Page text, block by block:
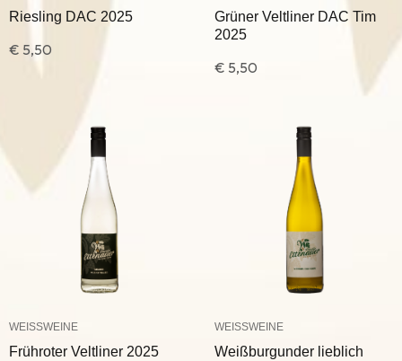
Riesling DAC 2025
€ 5,50
Grüner Veltliner DAC Tim
2025
€ 5,50
WEISSWEINE
Frühroter Veltliner 2025
WEISSWEINE
Weißburgunder lieblich